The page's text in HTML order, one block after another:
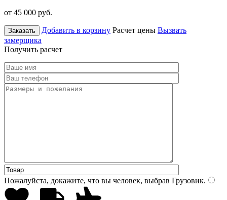
от 45 000 руб.
Заказать Добавить в корзину Расчет цены Вызвать
замерщика
Получить расчет
Пожалуйста, докажите, что вы человек, выбрав Грузовик.